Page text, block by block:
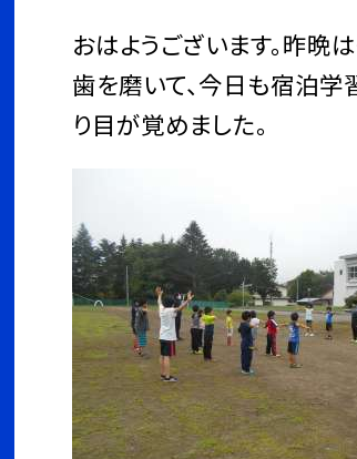
おはようございます。昨晩
歯を磨いて、今日も宿泊学
り目が覚めました。